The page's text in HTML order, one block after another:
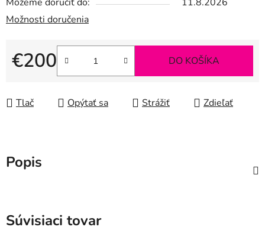
Možnosti doručenia
€200
Jednotková cena:
DO KOŠÍKA
Tlač Opýtať sa Strážiť Zdieľať
Popis
Súvisiaci tovar